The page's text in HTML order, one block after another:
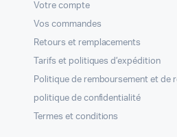
Votre compte
Vos commandes
Retours et remplacements
Tarifs et politiques d’expédition
Politique de remboursement et de
politique de confidentialité
Termes et conditions